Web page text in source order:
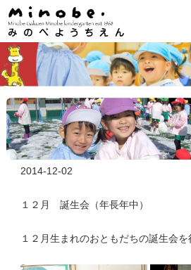
2014-12-02
１２月 誕生会（年長年中）
１２月生まれのおともだちの誕生会を